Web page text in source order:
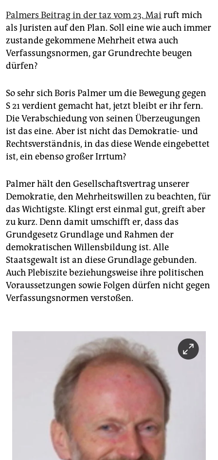
Palmers Beitrag in der taz vom 23. Mairuft mich
als Juristen auf den Plan. Soll eine wie auch immer
zustande gekommene Mehrheit etwa auch
Verfassungsnormen, gar Grundrechte beugen
dürfen?
So sehr sich Boris Palmer um die Bewegung gegen
S 21 verdient gemacht hat, jetzt bleibt er ihr fern.
Die Verabschiedung von seinen Überzeugungen
ist das eine. Aber ist nicht das Demokratie- und
Rechtsverständnis, in das diese Wende eingebettet
ist, ein ebenso großer Irrtum?
Palmer hält den Gesellschaftsvertrag unserer
Demokratie, den Mehrheitswillen zu beachten, für
das Wichtigste. Klingt erst einmal gut, greift aber
zu kurz. Denn damit umschifft er, dass das
Grundgesetz Grundlage und Rahmen der
demokratischen Willensbildung ist. Alle
Staatsgewalt ist an diese Grundlage gebunden.
Auch Plebiszite beziehungsweise ihre politischen
Voraussetzungen sowie Folgen dürfen nicht gegen
Verfassungsnormen verstoßen.